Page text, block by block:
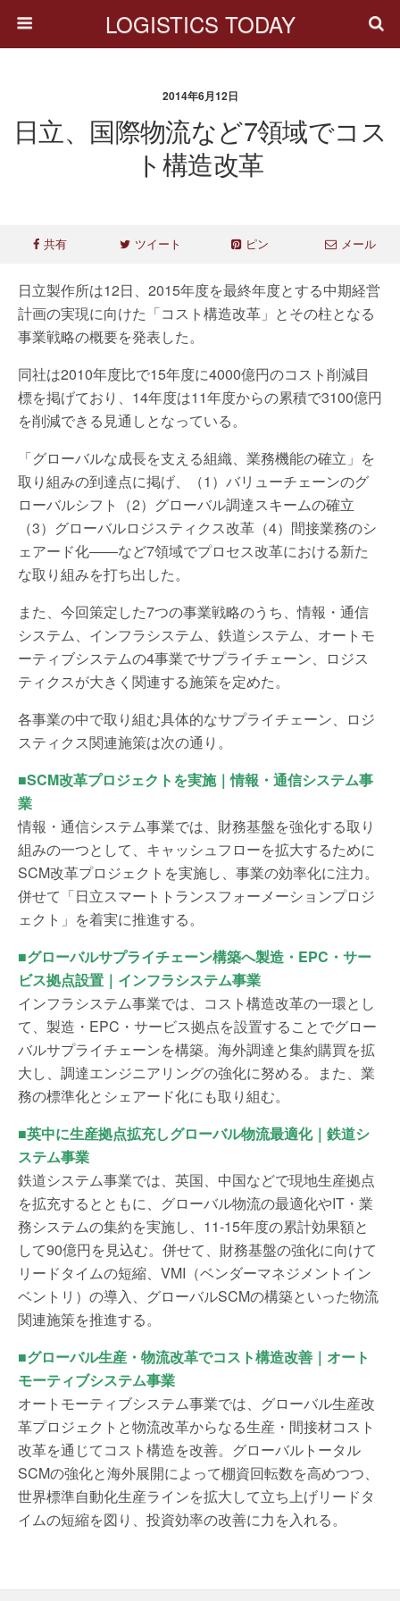
LOGISTICS TODAY
2014年6月12日
日立、国際物流など7領域でコス
ト構造改革
共有 ツイート ピン メール
日立製作所は12日、2015年度を最終年度とする中期経営
計画の実現に向けた「コスト構造改革」とその柱となる
事業戦略の概要を発表した。
同社は2010年度比で15年度に4000億円のコスト削減目
標を掲げており、14年度は11年度からの累積で3100億円
を削減できる見通しとなっている。
「グローバルな成長を支える組織、業務機能の確立」を
取り組みの到達点に掲げ、（1）バリューチェーンのグ
ローバルシフト（2）グローバル調達スキームの確立
（3）グローバルロジスティクス改革（4）間接業務のシ
ェアード化――など7領域でプロセス改革における新た
な取り組みを打ち出した。
また、今回策定した7つの事業戦略のうち、情報・通信
システム、インフラシステム、鉄道システム、オートモ
ーティブシステムの4事業でサプライチェーン、ロジス
ティクスが大きく関連する施策を定めた。
各事業の中で取り組む具体的なサプライチェーン、ロジ
スティクス関連施策は次の通り。
■SCM改革プロジェクトを実施｜情報・通信システム事
業
情報・通信システム事業では、財務基盤を強化する取り
組みの一つとして、キャッシュフローを拡大するために
SCM改革プロジェクトを実施し、事業の効率化に注力。
併せて「日立スマートトランスフォーメーションプロジ
ェクト」を着実に推進する。
■グローバルサプライチェーン構築へ製造・EPC・サー
ビス拠点設置｜インフラシステム事業
インフラシステム事業では、コスト構造改革の一環とし
て、製造・EPC・サービス拠点を設置することでグロー
バルサプライチェーンを構築。海外調達と集約購買を拡
大し、調達エンジニアリングの強化に努める。また、業
務の標準化とシェアード化にも取り組む。
■英中に生産拠点拡充しグローバル物流最適化｜鉄道シ
ステム事業
鉄道システム事業では、英国、中国などで現地生産拠点
を拡充するとともに、グローバル物流の最適化やIT・業
務システムの集約を実施し、11-15年度の累計効果額と
して90億円を見込む。併せて、財務基盤の強化に向けて
リードタイムの短縮、VMI（ベンダーマネジメントイン
ベントリ）の導入、グローバルSCMの構築といった物流
関連施策を推進する。
■グローバル生産・物流改革でコスト構造改善｜オート
モーティブシステム事業
オートモーティブシステム事業では、グローバル生産改
革プロジェクトと物流改革からなる生産・間接材コスト
改革を通じてコスト構造を改善。グローバルトータル
SCMの強化と海外展開によって棚資回転数を高めつつ、
世界標準自動化生産ラインを拡大して立ち上げリードタ
イムの短縮を図り、投資効率の改善に力を入れる。